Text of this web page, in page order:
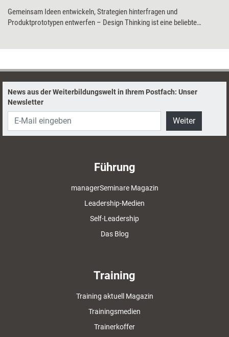
Gemeinsam Ideen entwickeln, Strategien hinterfragen und
Produktprototypen entwerfen – Design Thinking ist eine beliebte
News aus der Weiterbildungswelt in Ihrem Postfach: Unser
Newsletter
Weiter
Führung
managerSeminare Magazin
Leadership-Medien
Self-Leadership
Das Blog
Training
Training aktuell Magazin
Trainingsmedien
Trainerkoffer